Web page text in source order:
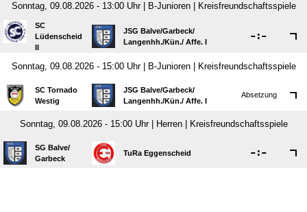
Sonntag, 09.08.2026 - 13:00 Uhr | B-Junioren | Kreisfreundschaftsspiele
SC
Lüdenscheid
II
JSG Balve/​Garbeck/​
Langenhh./​Kün./​ Affe. I
:
Sonntag, 09.08.2026 - 15:00 Uhr | B-Junioren | Kreisfreundschaftsspiele
SC Tornado
Westig
JSG Balve/​Garbeck/​
Langenhh./​Kün./​ Affe. I
Absetzung
Sonntag, 09.08.2026 - 15:00 Uhr | Herren | Kreisfreundschaftsspiele
SG Balve/​
Garbeck
TuRa Eggenscheid :